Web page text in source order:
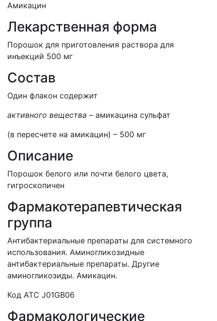
Амикацин
Лекарственная форма
Порошок для приготовления раствора для
инъекций 500 мг
Состав
Один флакон содержит
активного вещества – амикацина сульфат
(в пересчете на амикацин) – 500 мг
Описание
Порошок белого или почти белого цвета,
гигроскопичен
Фармакотерапевтическая
группа
Антибактериальные препараты для системного
использования. Аминогликозидные
антибактериальные препараты. Другие
аминогликозиды. Амикацин.
Код АТС J01GB06
Фармакологические